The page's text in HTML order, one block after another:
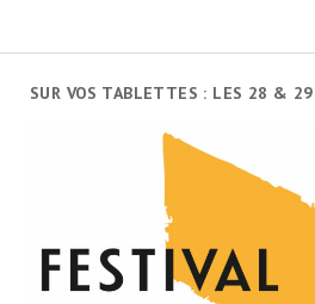
SUR VOS TABLETTES : LES 28 &